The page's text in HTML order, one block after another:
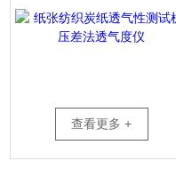
查看更多 +